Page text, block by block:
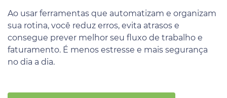
Ao usar ferramentas que automatizam e organizam
sua rotina, você reduz erros, evita atrasos e
consegue prever melhor seu fluxo de trabalho e
faturamento. É menos estresse e mais segurança
no dia a dia.